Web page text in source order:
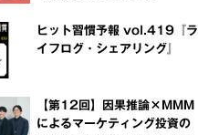
ヒット習慣予報 vol.419『ラ
イフログ・シェアリング』
【第12回】因果推論×MMM
によるマーケティング投資の